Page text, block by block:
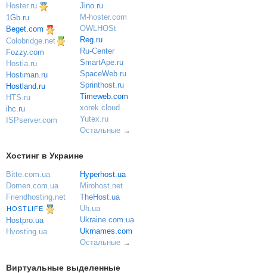
Hoster.ru
1Gb.ru
Beget.com
Colobridge.net
Fozzy.com
Hostia.ru
Hostiman.ru
Hostland.ru
HTS.ru
ihc.ru
ISPserver.com
Jino.ru
M-hoster.com
OWLHOSt
Reg.ru
Ru-Center
SmartApe.ru
SpaceWeb.ru
Sprinthost.ru
Timeweb.com
xorek.cloud
Yutex.ru
Остальные→
Хостинг в Украине
Bitte.com.ua
Domen.com.ua
Friendhosting.net
HOSTLIFE
Hostpro.ua
Hvosting.ua
Hyperhost.ua
Mirohost.net
TheHost.ua
Uh.ua
Ukraine.com.ua
Ukrnames.com
Остальные→
Виртуальные выделенные